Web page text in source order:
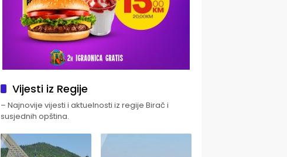
Vijesti iz Regije
– Najnovije vijesti i aktuelnosti iz regije Birač i
susjednih opština.